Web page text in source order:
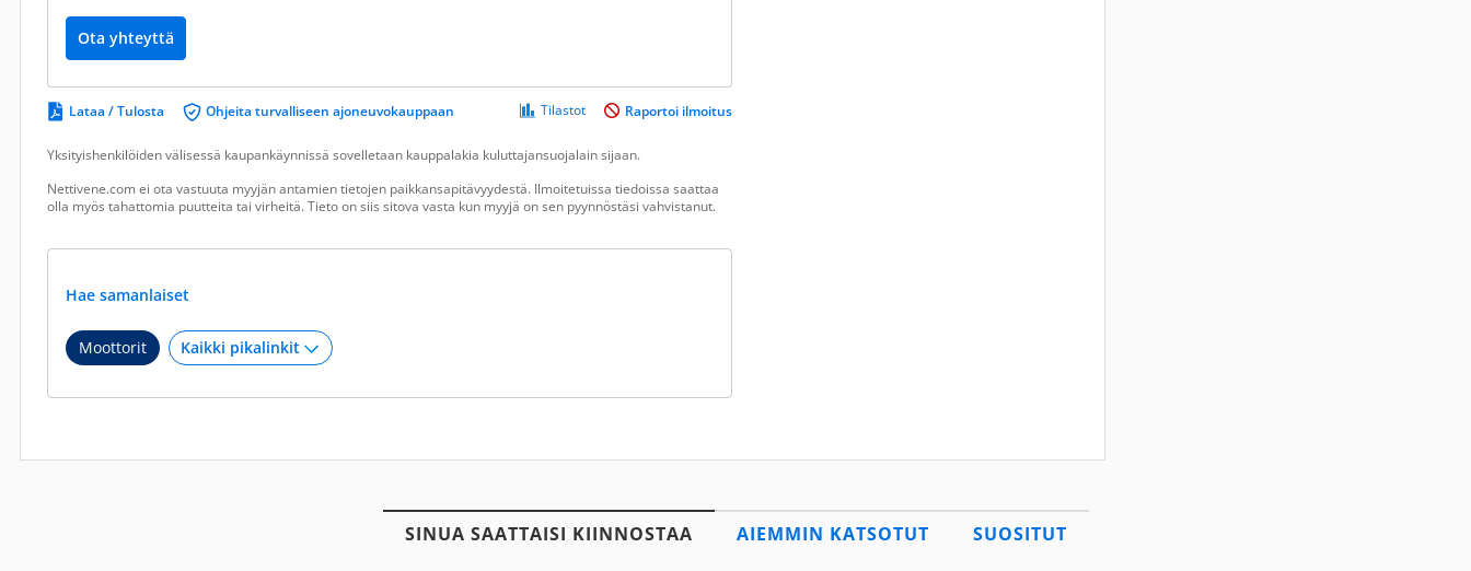
Ota yhteyttä
Lataa / Tulosta Ohjeita turvalliseen ajoneuvokauppaan Tilastot Raportoi ilmoitus
Yksityishenkilöiden välisessä kaupankäynnissä sovelletaan kauppalakia kuluttajansuojalain sijaan.
Nettivene.com ei ota vastuuta myyjän antamien tietojen paikkansapitävyydestä. Ilmoitetuissa tiedoissa saattaa
olla myös tahattomia puutteita tai virheitä. Tieto on siis sitova vasta kun myyjä on sen pyynnöstäsi vahvistanut.
Hae samanlaiset
Moottorit
SINUA SAATTAISI KIINNOSTAA AIEMMIN KATSOTUT SUOSITUT